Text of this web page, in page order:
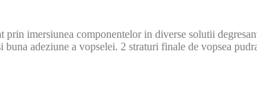
prin imersiunea componentelor in diverse solutii
adeziune a vopselei. 2 straturi finale de vopsea